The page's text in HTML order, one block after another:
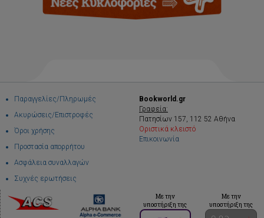
Παραγγελίες/Πληρωμές
Ακυρώσεις/Επιστροφές
Όροι χρήσης
Προστασία απορρήτου
Ασφάλεια συναλλαγών
Συχνές ερωτήσεις
Bookworld.gr
Γραφεία:
Πατησίων 157, 112 52 Αθήνα
Οριστικά κλειστό
Επικοινωνία
Με την
υποστήριξη της
Με την
υποστήριξη της